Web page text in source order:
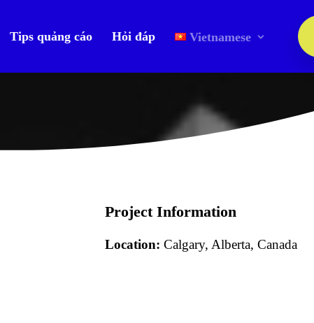
Tips quảng cáo Hỏi đáp Vietnamese
Project Information
Location: Calgary, Alberta, Canada